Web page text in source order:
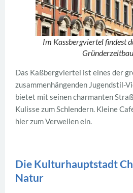
Im Kassbergviertel findest
Das Kaßbergviertel ist eines der
zusammenhängenden Jugendstil-
bietet mit seinen charmanten
Kulisse zum Schlendern. Kleine
hier zum Verweilen ein.
Die Kulturhauptstadt
Natur